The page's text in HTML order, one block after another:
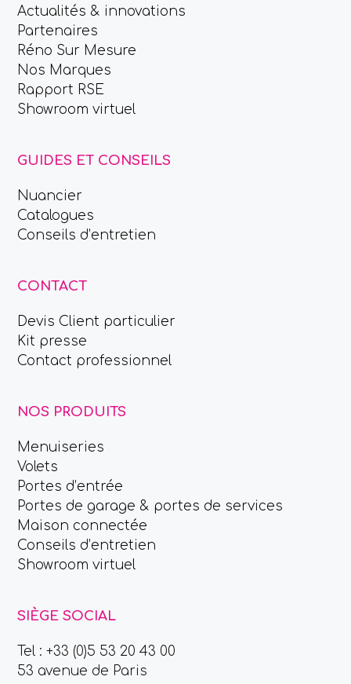
Actualités & innovations
Partenaires
Réno Sur Mesure
Nos Marques
Rapport RSE
Showroom virtuel
GUIDES ET CONSEILS
Nuancier
Catalogues
Conseils d’entretien
CONTACT
Devis Client particulier
Kit presse
Contact professionnel
NOS PRODUITS
Menuiseries
Volets
Portes d’entrée
Portes de garage & portes de services
Maison connectée
Conseils d’entretien
Showroom virtuel
SIÈGE SOCIAL
Tel : +33 (0)5 53 20 43 00
53 avenue de Paris